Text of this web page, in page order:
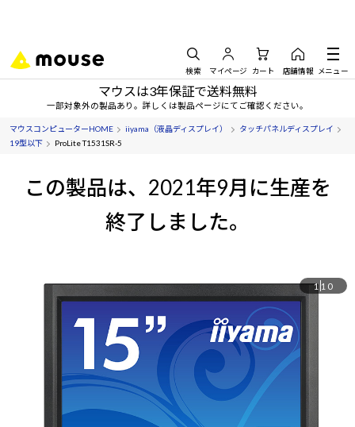
検索 マイページ カート 店舗情報 メニュー
マウスは3年保証で送料無料
一部対象外の製品あり。詳しくは製品ページにてご確認ください。
マウスコンピューターHOME iiyama（液晶ディスプレイ）
タッチパネルディスプレイ
19型以下
ProLite T1531SR-5
この製品は、2021年9月に生産を
終了しました。
1 10